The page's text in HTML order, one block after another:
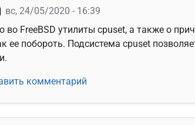
вс, 24/05/2020 - 16:39
FreeBSD утилиты cpuset, а также о
ее побороть. Подсистема cpuset
cpuset и resource deadlock avoided
комментарий